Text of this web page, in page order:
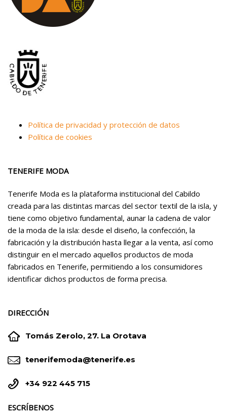
Política de privacidad y protección de datos
Política de cookies
TENERIFE MODA
Tenerife Moda es la plataforma institucional del Cabildo
creada para las distintas marcas del sector textil de la isla, y
tiene como objetivo fundamental, aunar la cadena de valor
de la moda de la isla: desde el diseño, la confección, la
fabricación y la distribución hasta llegar a la venta, así como
distinguir en el mercado aquellos productos de moda
fabricados en Tenerife, permitiendo a los consumidores
identificar dichos productos de forma precisa.
DIRECCIÓN

 Tomás Zerolo, 27. La Orotava

 tenerifemoda@tenerife.es

 +34 922 445 715
ESCRÍBENOS